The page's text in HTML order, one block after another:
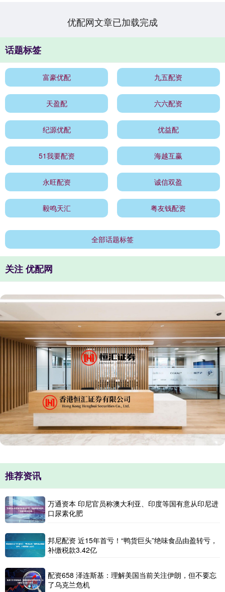
优配网文章已加载完成
话题标签
富豪优配 九五配资
天盈配 六六配资
纪源优配 优益配
51我要配资 海越互赢
永旺配资 诚信双盈
毅鸣天汇 粤友钱配资
全部话题标签
关注 优配网
推荐资讯
万通资本 印尼官员称澳大利亚、印度等国有意从印尼进
口尿素化肥
邦尼配资 近15年首亏！“鸭货巨头”绝味食品由盈转亏，
补缴税款3.42亿
配资658 泽连斯基：理解美国当前关注伊朗，但不要忘
了乌克兰危机